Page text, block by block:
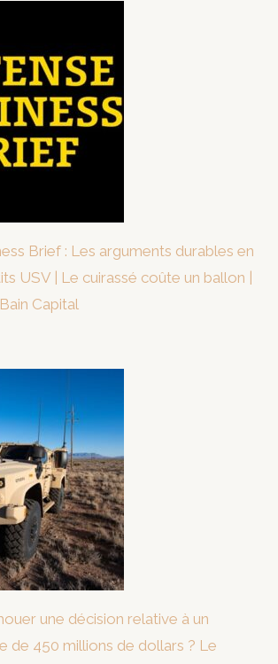
Brief : Les arguments durables en
USV | Le cuirassé coûte un ballon |
Capital
une décision relative à un
de 450 millions de dollars ? Le